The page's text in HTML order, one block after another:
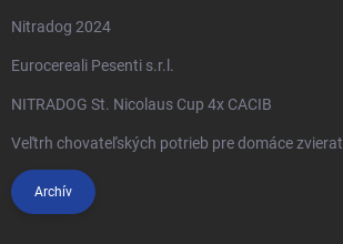
Nitradog 2024
Eurocereali Pesenti s.r.l.
NITRADOG St. Nicolaus Cup 4x CACIB
Veľtrh chovateľských potrieb pre domáce
Archív